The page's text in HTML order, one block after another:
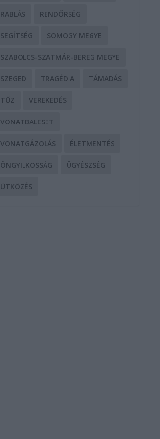
RABLÁS RENDŐRSÉG
SEGÍTSÉG SOMOGY MEGYE
SZABOLCS-SZATMÁR-BEREG MEGYE
SZEGED TRAGÉDIA TÁMADÁS
TŰZ VEREKEDÉS
VONATBALESET
VONATGÁZOLÁS ÉLETMENTÉS
ÖNGYILKOSSÁG ÜGYÉSZSÉG
ÜTKÖZÉS